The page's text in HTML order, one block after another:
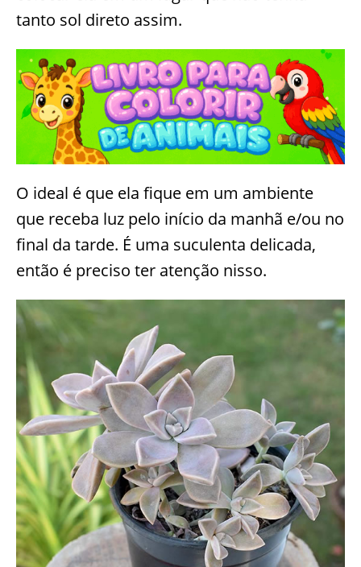
tanto sol direto assim.
O ideal é que ela fique em um ambiente
que receba luz pelo início da manhã e/ou no
final da tarde. É uma suculenta delicada,
então é preciso ter atenção nisso.